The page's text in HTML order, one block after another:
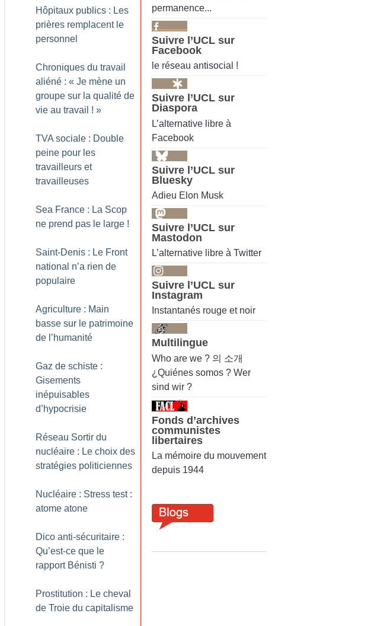
Hôpitaux publics : Les
prières remplacent le
personnel
Chroniques du travail
aliéné : « Je mène un
groupe sur la qualité de
vie au travail ! »
TVA sociale : Double
peine pour les
travailleurs et
travailleuses
Sea France : La Scop
ne prend pas le large !
Saint-Denis : Le Front
national n’a rien de
populaire
Agriculture : Main
basse sur le patrimoine
de l’humanité
Gaz de schiste :
Gisements
inépuisables
d’hypocrisie
Réseau Sortir du
nucléaire : Le choix des
stratégies politiciennes
Nucléaire : Stress test :
atome atone
Dico anti-sécuritaire :
Qu’est-ce que le
rapport Bénisti ?
Prostitution : Le cheval
de Troie du capitalisme
permanence...
Suivre l’UCL sur
Facebook
le réseau antisocial !
Suivre l’UCL sur
Diaspora
L’alternative libre à
Facebook
Suivre l’UCL sur
Bluesky
Adieu Elon Musk
Suivre l’UCL sur
Mastodon
L’alternative libre à Twitter
Suivre l’UCL sur
Instagram
Instantanés rouge et noir
Multilingue
Who are we ? 의 소개
¿Quiénes somos ? Wer
sind wir ?
Fonds d’archives
communistes
libertaires
La mémoire du mouvement
depuis 1944